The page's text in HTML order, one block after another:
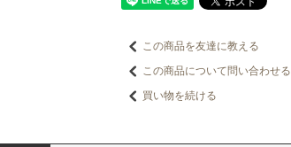
この商品を友達に教える
この商品について問い合わせる
買い物を続ける